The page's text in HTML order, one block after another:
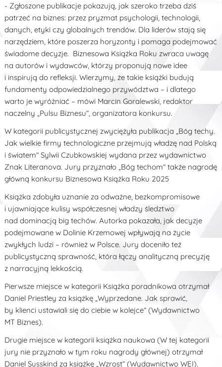
- Zgłoszone publikacje pokazują, jak szeroko trzeba dziś
patrzeć na biznes: przez pryzmat psychologii, technologii,
danych, etyki czy globalnych trendów. Dla liderów stają się
narzędziem, które poszerza horyzonty i pomaga podejmować
świadome decyzje. Biznesowa Książka Roku zwraca uwagę
na autorów i wydawców, którzy proponują nowe idee
i inspirują do refleksji. Wierzymy, że takie książki budują
fundamenty odpowiedzialnego przywództwa – i dlatego
warto je wyróżniać – mówi Marcin Goralewski, redaktor
naczelny „Pulsu Biznesu”, organizatora konkursu.
W kategorii publicystycznej zwyciężyła publikacja „Bóg techy.
Jak wielkie firmy technologiczne przejmują władzę nad Polską
i światem” Sylwii Czubkowskiej wydana przez wydawnictwo
Znak Literanova. Jury przyznało „Bóg techom” także nagrodę
główną konkursu Biznesowa Książka Roku 2025
Książka zdobyła uznanie za odważne, bezkompromisowe
i ujawniające kulisy współczesnej władzy śledztwo
nad dominacją big techów. Autorka pokazała, jak decyzje
podejmowane w Dolinie Krzemowej wpływają na życie
zwykłych ludzi – również w Polsce. Jury doceniło też
publicystyczną sprawność, która łączy analityczną precyzję
z narracyjną lekkością.
Pierwsze miejsce w kategorii Książka poradnikowa otrzymał
Daniel Priestley za książkę „Wyprzedane. Jak sprawić,
by klienci ustawiali się do ciebie w kolejce” (Wydawnictwo
MT Biznes).
Drugie miejsce w kategorii książka naukowa (W tej kategorii
jury nie przyznało w tym roku nagrody głównej) otrzymał
Daniel Susskind za książkę „Wzrost” (Wydawnictwo WEI).